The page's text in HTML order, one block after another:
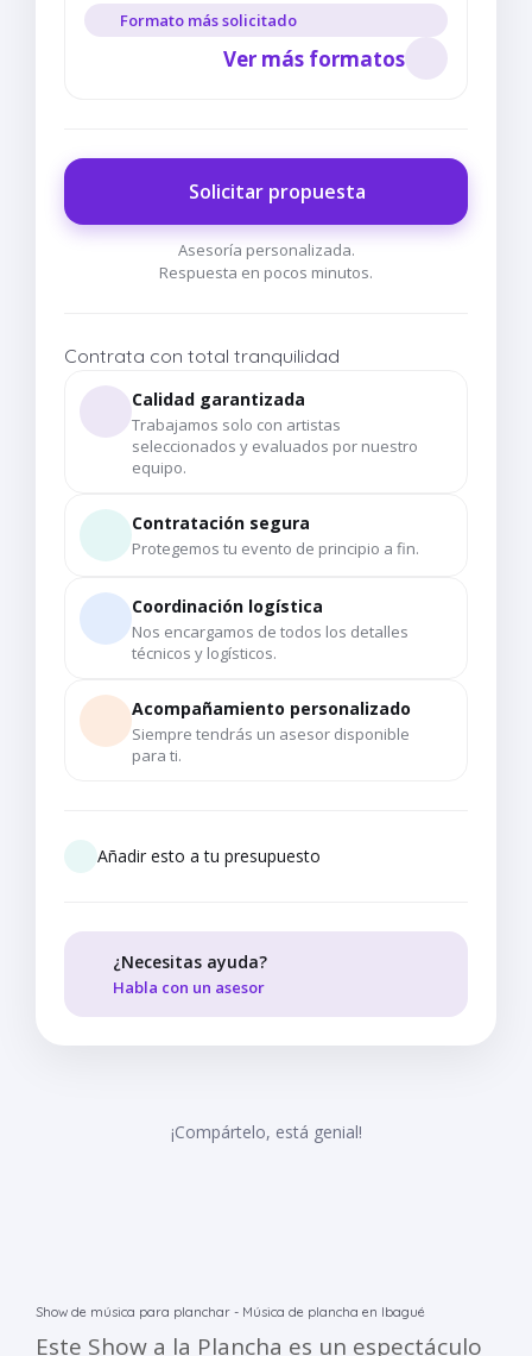
Formato más solicitado
Ver más formatos
Solicitar propuesta
Asesoría personalizada.
Respuesta en pocos minutos.
Contrata con total tranquilidad
Calidad garantizada
Trabajamos solo con artistas
seleccionados y evaluados por nuestro
equipo.
Contratación segura
Protegemos tu evento de principio a fin.
Coordinación logística
Nos encargamos de todos los detalles
técnicos y logísticos.
Acompañamiento personalizado
Siempre tendrás un asesor disponible
para ti.
Añadir esto a tu presupuesto
¿Necesitas ayuda?
Habla con un asesor
¡Compártelo, está genial!
Show de música para planchar - Música de plancha en Ibagué
Este Show a la Plancha es un espectáculo